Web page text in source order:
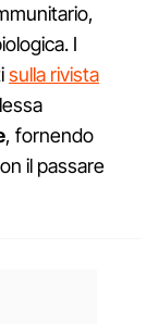
I
sulla rivista
, fornendo
il passare